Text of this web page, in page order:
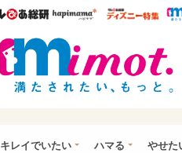
ウレぴあ総研ハピママ* ウ
キレイでいたい ハマる やせた